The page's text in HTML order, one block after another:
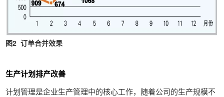
图2 订单合并效果
生产计划排产改善
计划管理是企业生产管理中的核心工作，随着公司的生产规模不